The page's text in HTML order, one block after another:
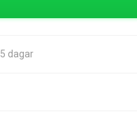
dagar